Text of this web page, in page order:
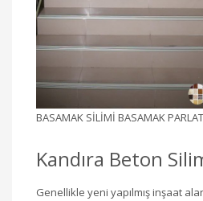
BASAMAK SİLİMİ BASAMAK
Kandıra Beton
Genellikle yeni yapılmış inşaat